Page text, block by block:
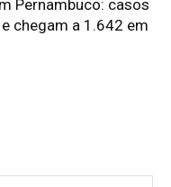
Pernambuco: casos
chegam a 1.642 em